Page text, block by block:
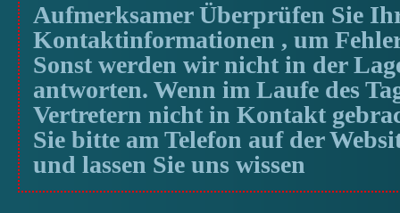
Aufmerksamer Überprüfen Sie
Kontaktinformationen , um
Sonst werden wir nicht in der
antworten. Wenn im Laufe des
Vertretern nicht in Kontakt
Sie bitte am Telefon auf der
und lassen Sie uns wissen